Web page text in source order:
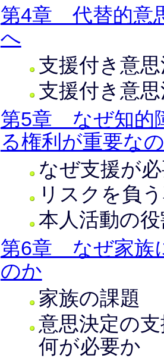
第4章 代替的意
へ
支援付き意
支援付き意
第5章 なぜ知的
る権利が重要な
なぜ支援が
リスクを負
本人活動の
第6章 なぜ家族
のか
家族の課題
意思決定の
何が必要か